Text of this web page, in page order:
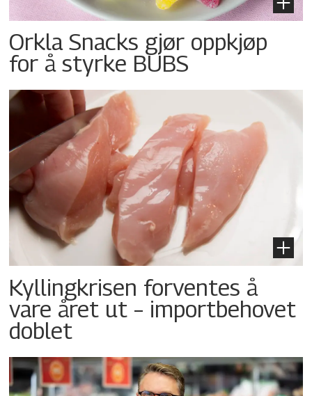
Orkla Snacks gjør oppkjøp
for å styrke BUBS
Kyllingkrisen forventes å
vare året ut – importbehovet
doblet